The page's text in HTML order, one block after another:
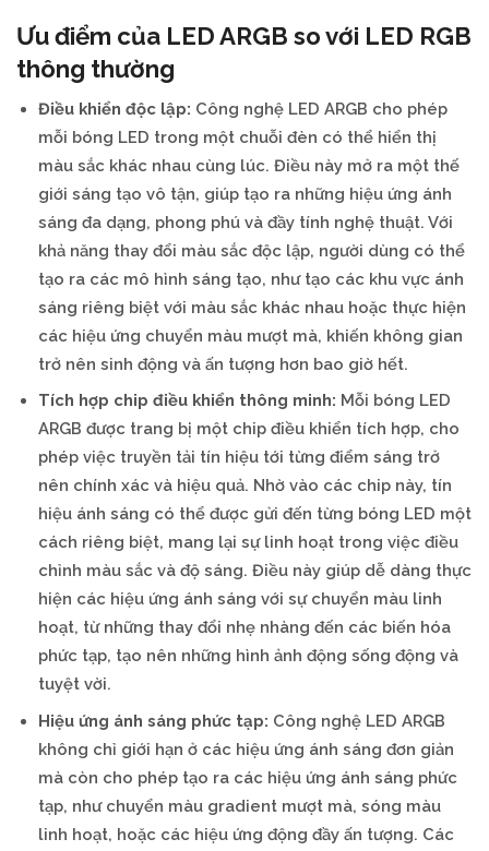
Ưu điểm của LED ARGB so với LED RGB
thông thường
Điều khiển độc lập: Công nghệ LED ARGB cho phép
mỗi bóng LED trong một chuỗi đèn có thể hiển thị
màu sắc khác nhau cùng lúc. Điều này mở ra một thế
giới sáng tạo vô tận, giúp tạo ra những hiệu ứng ánh
sáng đa dạng, phong phú và đầy tính nghệ thuật. Với
khả năng thay đổi màu sắc độc lập, người dùng có thể
tạo ra các mô hình sáng tạo, như tạo các khu vực ánh
sáng riêng biệt với màu sắc khác nhau hoặc thực hiện
các hiệu ứng chuyển màu mượt mà, khiến không gian
trở nên sinh động và ấn tượng hơn bao giờ hết.
Tích hợp chip điều khiển thông minh: Mỗi bóng LED
ARGB được trang bị một chip điều khiển tích hợp, cho
phép việc truyền tải tín hiệu tới từng điểm sáng trở
nên chính xác và hiệu quả. Nhờ vào các chip này, tín
hiệu ánh sáng có thể được gửi đến từng bóng LED một
cách riêng biệt, mang lại sự linh hoạt trong việc điều
chỉnh màu sắc và độ sáng. Điều này giúp dễ dàng thực
hiện các hiệu ứng ánh sáng với sự chuyển màu linh
hoạt, từ những thay đổi nhẹ nhàng đến các biến hóa
phức tạp, tạo nên những hình ảnh động sống động và
tuyệt vời.
Hiệu ứng ánh sáng phức tạp: Công nghệ LED ARGB
không chỉ giới hạn ở các hiệu ứng ánh sáng đơn giản
mà còn cho phép tạo ra các hiệu ứng ánh sáng phức
tạp, như chuyển màu gradient mượt mà, sóng màu
linh hoạt, hoặc các hiệu ứng động đầy ấn tượng. Các